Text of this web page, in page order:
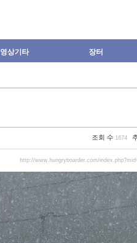
영상기타 장터
조회 수 1674
http://www.hungryboarder.com/